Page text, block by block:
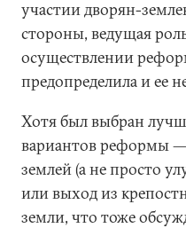
участии дворян-
стороны, ведущая
осуществлении
предопределила и ее
Хотя был выбран
вариантов реформы —
землей (а не просто
или выход из
земли, что тоже